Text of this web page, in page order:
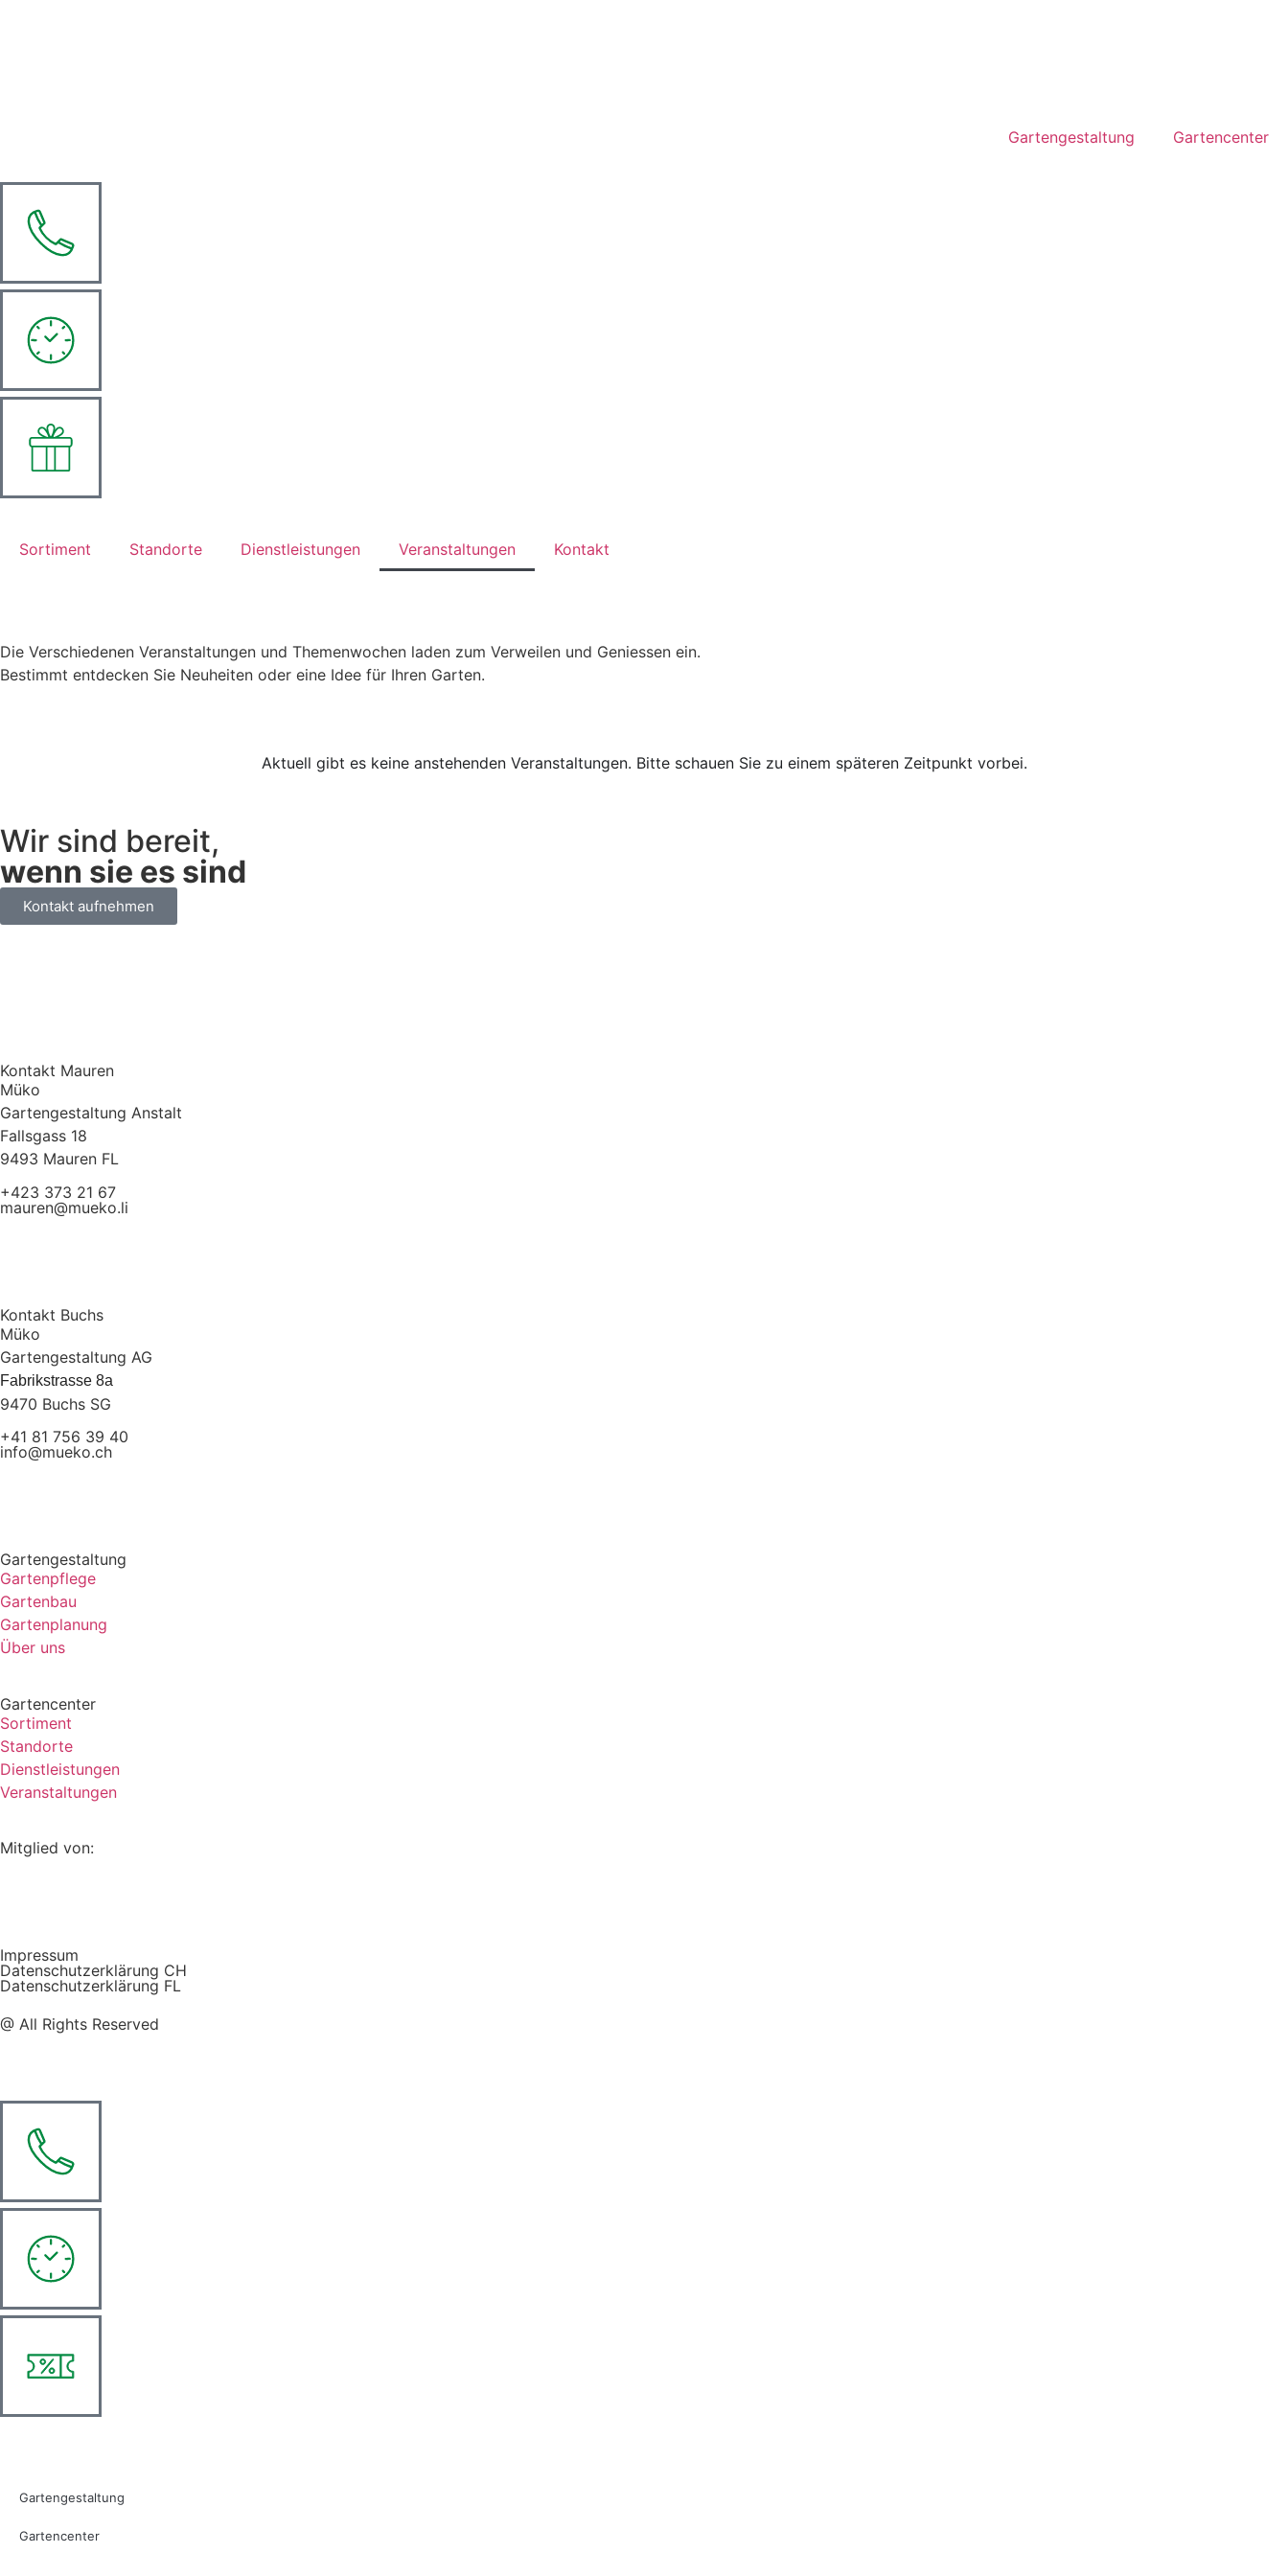
Gartengestaltung Gartencenter
Sortiment Standorte Dienstleistungen Veranstaltungen Kontakt
Veranstaltungen
Die Verschiedenen Veranstaltungen und Themenwochen laden zum Verweilen und Geniessen ein.
Bestimmt entdecken Sie Neuheiten oder eine Idee für Ihren Garten.
Aktuell gibt es keine anstehenden Veranstaltungen. Bitte schauen Sie zu einem späteren Zeitpunkt vorbei.
Wir sind bereit,
wenn sie es sind
Kontakt aufnehmen
Kontakt Mauren
Müko
Gartengestaltung Anstalt
Fallsgass 18
9493 Mauren FL
+423 373 21 67
mauren@mueko.li
Kontakt Buchs
Müko
Gartengestaltung AG
Fabrikstrasse 8a
9470 Buchs SG
+41 81 756 39 40
info@mueko.ch
Gartengestaltung
Gartenpflege
Gartenbau
Gartenplanung
Über uns
Gartencenter
Sortiment
Standorte
Dienstleistungen
Veranstaltungen
Mitglied von:
Impressum
Datenschutzerklärung CH
Datenschutzerklärung FL
@ All Rights Reserved
Gartengestaltung
Gartencenter